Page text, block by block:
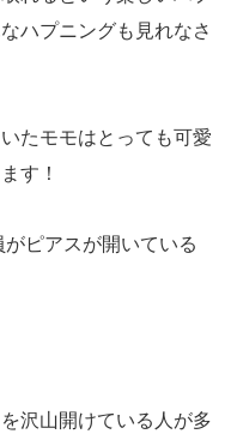
ハプニングも見れなさ
たモモはとっても可愛
す！
ピアスが開いている
沢山開けている人が多